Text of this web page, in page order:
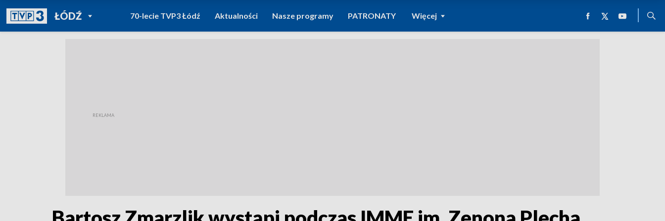
ŁÓDŹPOWRÓT DO
TVP REGIONY
70-lecie TVP3 Łódź Aktualności Nasze programy PATRONATY Więcej